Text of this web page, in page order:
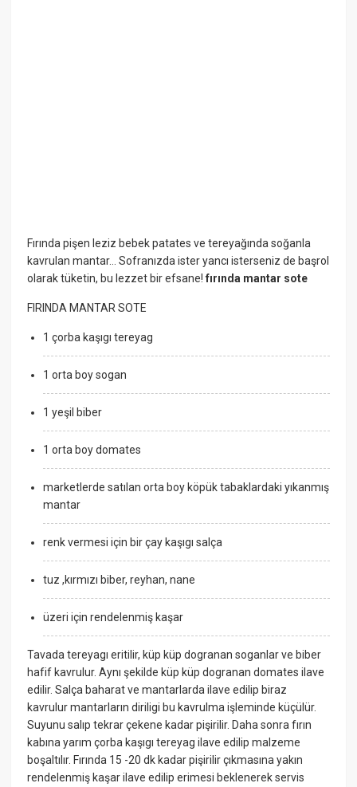
Fırında pişen leziz bebek patates ve tereyağında soğanla
kavrulan mantar… Sofranızda ister yancı isterseniz de başrol
olarak tüketin, bu lezzet bir efsane!fırında mantar sote
FIRINDA MANTAR SOTE
1 çorba kaşıgı tereyag
1 orta boy sogan
1 yeşil biber
1 orta boy domates
marketlerde satılan orta boy köpük tabaklardaki yıkanmış
mantar
renk vermesi için bir çay kaşıgı salça
tuz ,kırmızı biber, reyhan, nane
üzeri için rendelenmiş kaşar
Tavada tereyagı eritilir, küp küp dogranan soganlar ve biber
hafif kavrulur. Aynı şekilde küp küp dogranan domates ilave
edilir. Salça baharat ve mantarlarda ilave edilip biraz
kavrulur mantarların diriligi bu kavrulma işleminde küçülür.
Suyunu salıp tekrar çekene kadar pişirilir. Daha sonra fırın
kabına yarım çorba kaşıgı tereyag ilave edilip malzeme
boşaltılır. Fırında 15 -20 dk kadar pişirilir çıkmasına yakın
rendelenmiş kaşar ilave edilip erimesi beklenerek servis